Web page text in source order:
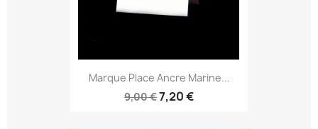
Marque Place Ancre Marine...
9,00 €7,20 €